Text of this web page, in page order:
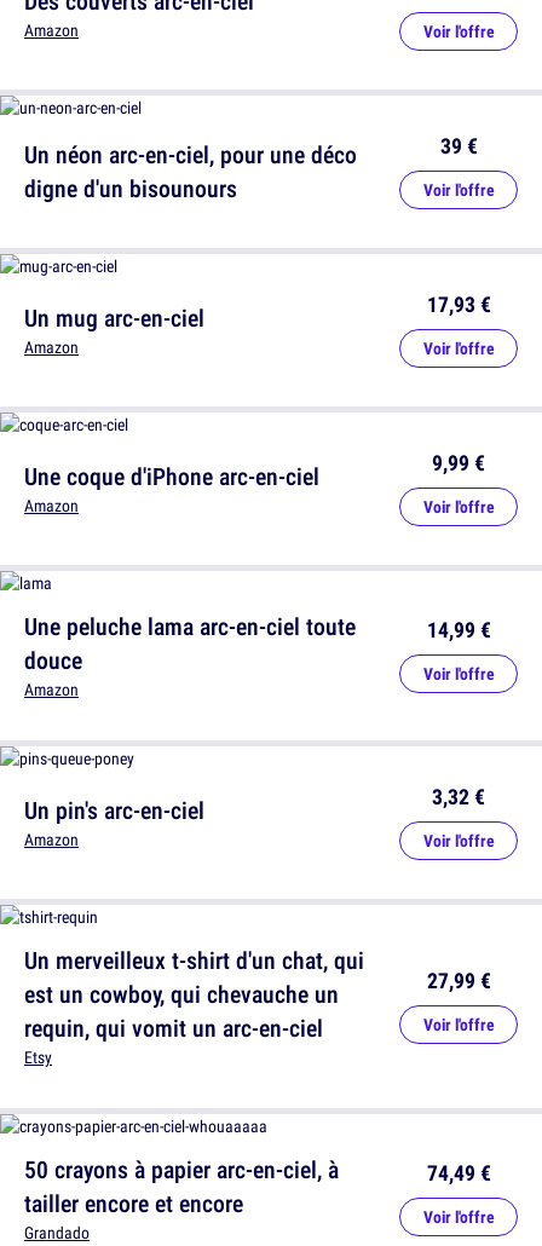
Un néon arc-en-ciel, pour une déco
digne d'un bisounours
39 €
Voir l'offre
Une coque d'iPhone arc-en-ciel
Amazon
9,99 €
Voir l'offre
Un pin's arc-en-ciel
Amazon
3,32 €
Voir l'offre
50 crayons à papier arc-en-ciel, à
tailler encore et encore
Grandado
74,49 €
Voir l'offre
Amazon Voir l'offre
Un mug arc-en-ciel
Amazon
17,93 €
Voir l'offre
Une peluche lama arc-en-ciel toute
douce
Amazon
14,99 €
Voir l'offre
Un merveilleux t-shirt d'un chat, qui
est un cowboy, qui chevauche un
requin, qui vomit un arc-en-ciel
Etsy
27,99 €
Voir l'offre